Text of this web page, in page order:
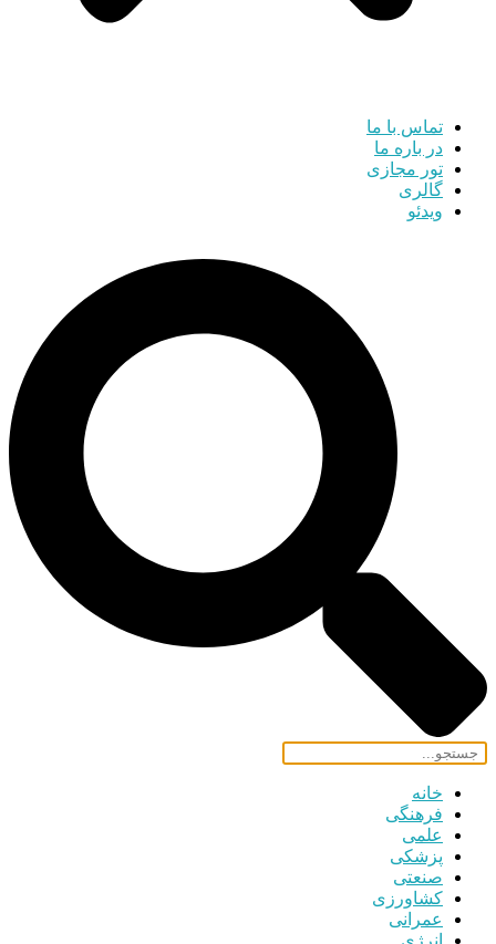
تماس با ما
در باره ما
تور مجازی
گالری
ویدئو
خانه
فرهنگی
علمی
پزشکی
صنعتی
کشاورزی
عمرانی
انرژی